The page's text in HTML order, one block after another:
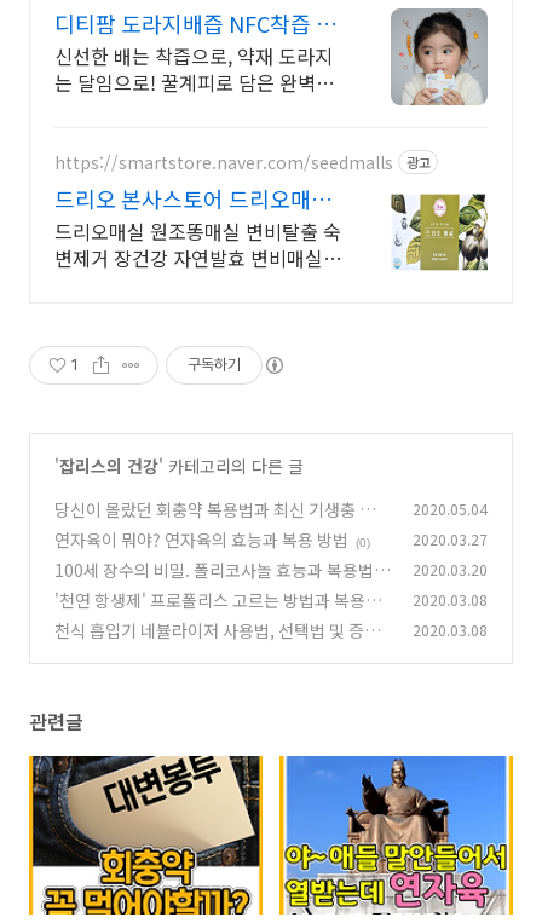
디티팜 도라지배즙 NFC착즙 착
즙과 달임의 하이브리드주스
신선한 배는 착즙으로, 약재 도라지
는 달임으로! 꿀계피로 담은 완벽한
주스
https://smartstore.naver.com/seedmalls 광고
드리오 본사스토어 드리오매실
매일 쾌변매실
드리오매실 원조똥매실 변비탈출 숙
변제거 장건강 자연발효 변비매실
1 구독하기
'잡리스의 건강' 카테고리의 다른 글
당신이 몰랐던 회충약 복용법과 최신 기생충 트렌
드
(0)
2020.05.04
연자육이 뭐야? 연자육의 효능과 복용 방법 (0) 2020.03.27
100세 장수의 비밀. 폴리코사놀 효능과 복용법
(0)
2020.03.20
'천연 항생제' 프로폴리스 고르는 방법과 복용법
(0)
2020.03.08
천식 흡입기 네뷸라이저 사용법, 선택법 및 증상
2020.03.08
관련글